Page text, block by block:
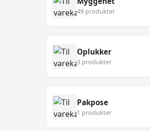
49 produkter
Oplukker
3 produkter
Pakpose
1 produkter